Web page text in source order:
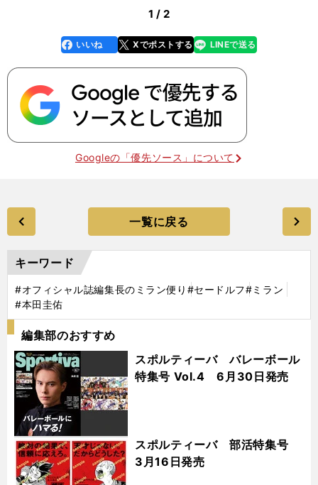
1 / 2
faceboo
k
いいね Xでポストする
line LINEで送る
Googleの「優先ソース」について
一覧に戻る
キーワード
#オフィシャル誌編集長のミラン便り #セードルフ#ミラン
#本田圭佑
編集部のおすすめ
スポルティーバ バレーボール
特集号 Vol.4 6月30日発売
スポルティーバ 部活特集号
3月16日発売